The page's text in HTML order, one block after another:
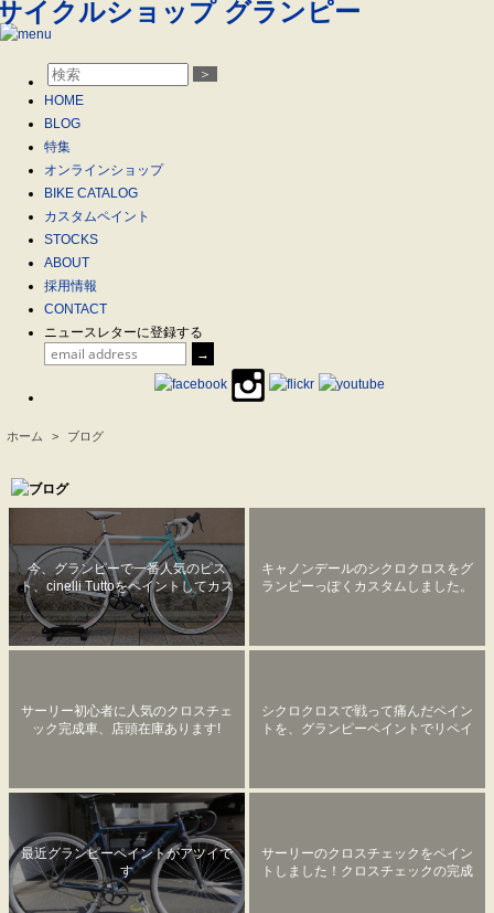
＞
HOME
BLOG
特集
オンラインショップ
BIKE CATALOG
カスタムペイント
STOCKS
ABOUT
採用情報
CONTACT
ニュースレターに登録する
ホーム > ブログ
今、グランピーで一番人気のピス
ト、cinelli Tuttoをペイントしてカス
タムしました。
キャノンデールのシクロクロスをグ
ランピーっぽくカスタムしました。
サーリー初心者に人気のクロスチェ
ック完成車、店頭在庫あります!
シクロクロスで戦って痛んだペイン
トを、グランピーペイントでリペイ
最近グランピーペイントがアツイで
す
サーリーのクロスチェックをペイン
トしました！クロスチェックの完成